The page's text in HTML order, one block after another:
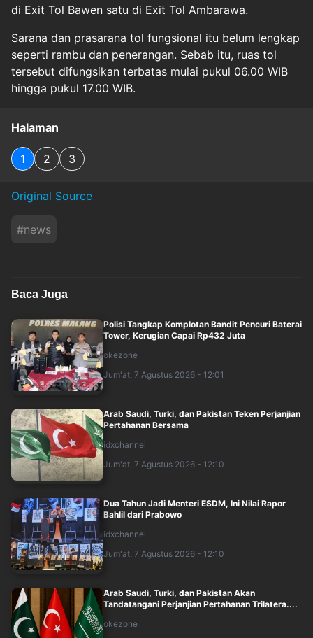
di Exit Tol Bawen satu di Exit Tol Ambarawa.
Sarana dan prasarana tol fungsional itu belum lengkap
seperti rambu dan penerangan. Sebab itu, ruas tol
tersebut difungsikan terbatas mulai pukul 06.00 WIB
hingga pukul 17.00 WIB.
Halaman
1 2 3
Original Source
#news
Baca Juga
Polisi Tangkap Komplotan Bandit Pencuri Baterai
Tower, Kerugian Capai Rp432 Juta
okezone
Jum'at, 7 Agustus 2026 - 12:01
Arab Saudi, Turki, dan Pakistan Teken Perjanjian
Pertahanan Bersama
idxchannel
Jum'at, 7 Agustus 2026 - 12:10
Dua Tahun Jadi Menteri ESDM, Ini Nilai Rapor
Bahlil dari Prabowo
idxchannel
Jum'at, 7 Agustus 2026 - 12:10
Arab Saudi, Turki, dan Pakistan Akan
Tandatangani Perjanjian Pertahanan Trilatera....
okezone